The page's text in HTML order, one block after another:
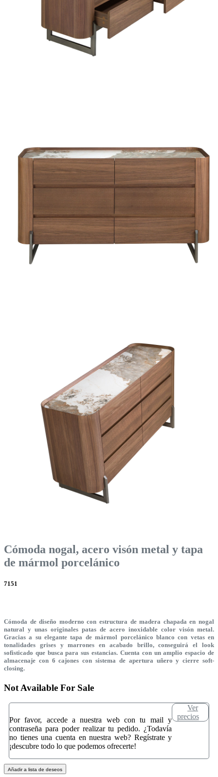
Cómoda nogal, acero visón metal y tapa
de mármol porcelánico
7151
Cómoda de diseño moderno con estructura de madera chapada en nogal
natural y unas originales patas de acero inoxidable color visón metal.
Gracias a su elegante tapa de mármol porcelánico blanco con vetas en
tonalidades grises y marrones en acabado brillo, conseguirá el look
sofisticado que busca para sus estancias. Cuenta con un amplio espacio de
almacenaje con 6 cajones con sistema de apertura uñero y cierre soft-
closing.
Not Available For Sale
Por favor, accede a nuestra web con tu mail y
contraseña para poder realizar tu pedido. ¿Todavía
no tienes una cuenta en nuestra web? Regístrate y
¡descubre todo lo que podemos ofrecerte!
Ver
precios
Añadir a lista de deseos